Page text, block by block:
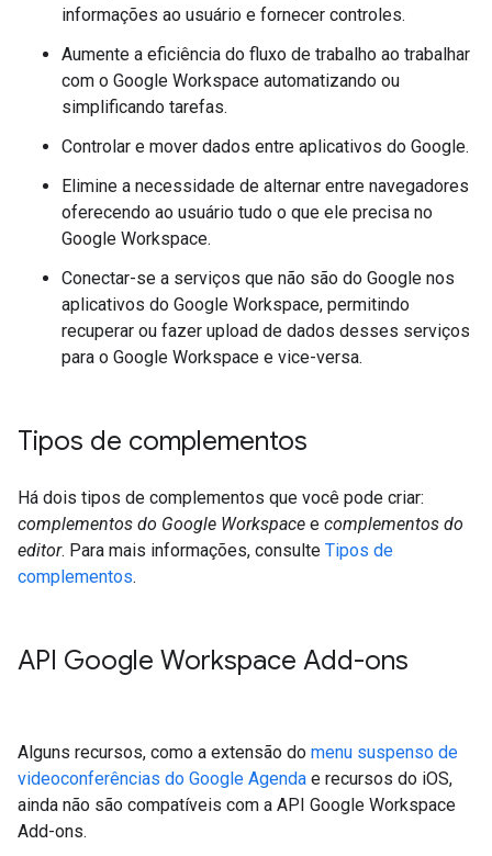
informações ao usuário e fornecer controles.
Aumente a eficiência do fluxo de trabalho ao trabalhar
com o Google Workspace automatizando ou
simplificando tarefas.
Controlar e mover dados entre aplicativos do Google.
Elimine a necessidade de alternar entre navegadores
oferecendo ao usuário tudo o que ele precisa no
Google Workspace.
Conectar-se a serviços que não são do Google nos
aplicativos do Google Workspace, permitindo
recuperar ou fazer upload de dados desses serviços
para o Google Workspace e vice-versa.
Tipos de complementos
Há dois tipos de complementos que você pode criar:
complementos do Google Workspace e complementos do
editor. Para mais informações, consulte Tipos de
complementos.
API Google Workspace Add-ons
Alguns recursos, como a extensão do menu suspenso de
videoconferências do Google Agenda e recursos do iOS,
ainda não são compatíveis com a API Google Workspace
Add-ons.